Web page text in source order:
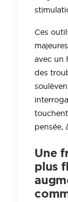
Ces
avec un
des
pensée,
Une
plus